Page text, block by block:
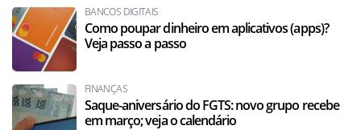
BANCOS DIGITAIS
Como poupar dinheiro em aplicativos (apps)?
Veja passo a passo
FINANÇAS
Saque-aniversário do FGTS: novo grupo recebe
em março; veja o calendário